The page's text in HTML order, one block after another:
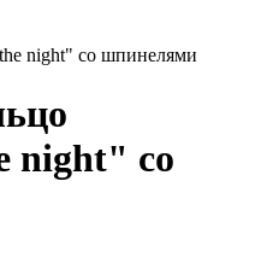
night" со шпинелями
night" со